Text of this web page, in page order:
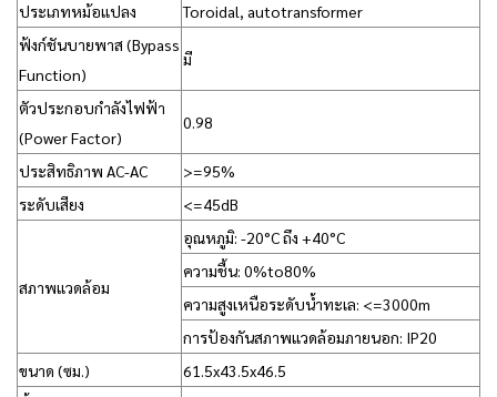
ประเภทหม้อแปลง
Toroidal, autotransformer
ฟ้งก์ชันบายพาส (Bypass
Function)
มี
ตัวประกอบกำลังไฟฟ้า
(Power Factor)
0.98
ประสิทธิภาพ AC-AC
>=95%
ระดับเสียง
<=45dB
สภาพแวดล้อม
อุณหภูมิ: -20°C ถึง +40°C
ความชื้น: 0%to80%
ความสูงเหนือระดับน้ำทะเล: <=3000m
การป้องกันสภาพแวดล้อมภายนอก: IP20
ขนาด (ซม.)
61.5x43.5x46.5